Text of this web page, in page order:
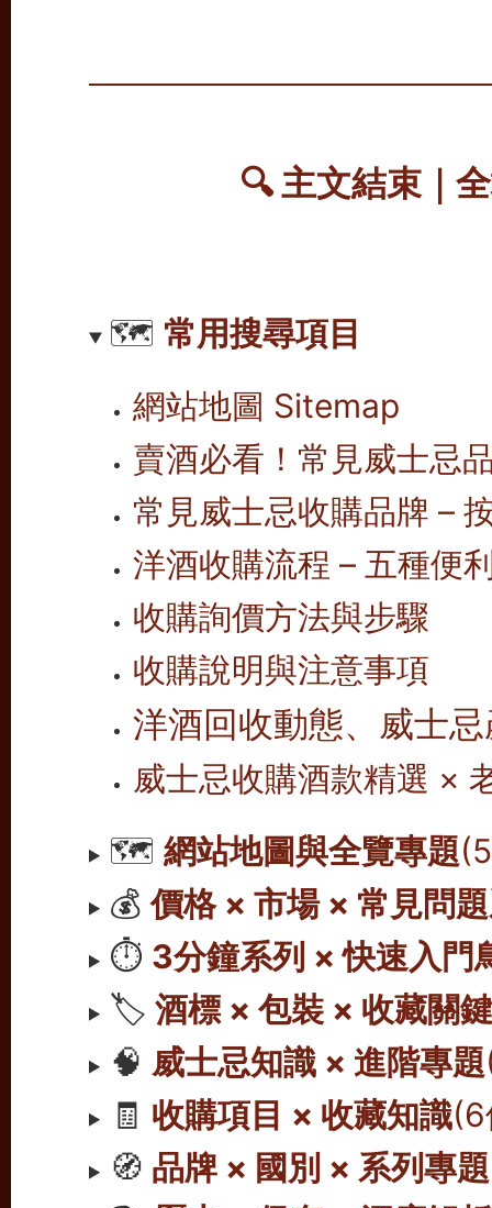
🔍 主文結束｜
🗺️ 常用搜尋項目
網站地圖 Sitemap
賣酒必看！常見威士忌
常見威士忌收購品牌 –
洋酒收購流程 – 五種便
收購詢價方法與步驟
收購說明與注意事項
洋酒回收動態、威士
威士忌收購酒款精選 ×
🗺️網站地圖與全覽專題
💰價格 × 市場 × 常見問
⏱️ 3分鐘系列 × 快速入門
🏷️酒標 × 包裝 × 收藏關
🧠 威士忌知識 × 進階專題
🧾 收購項目 × 收藏知識
🧭 品牌 × 國別 × 系列專題